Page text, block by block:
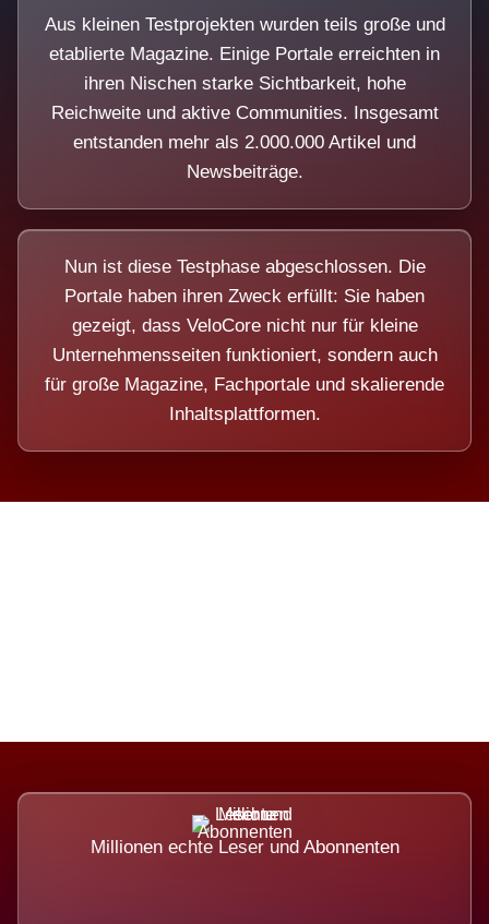
Aus kleinen Testprojekten wurden teils große und
etablierte Magazine. Einige Portale erreichten in
ihren Nischen starke Sichtbarkeit, hohe
Reichweite und aktive Communities. Insgesamt
entstanden mehr als 2.000.000 Artikel und
Newsbeiträge.
Nun ist diese Testphase abgeschlossen. Die
Portale haben ihren Zweck erfüllt: Sie haben
gezeigt, dass VeloCore nicht nur für kleine
Unternehmensseiten funktioniert, sondern auch
für große Magazine, Fachportale und skalierende
Inhaltsplattformen.
Millionen echte Leser und Abonnenten